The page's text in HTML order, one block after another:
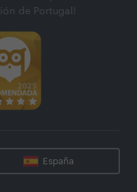
de Portugal!
España